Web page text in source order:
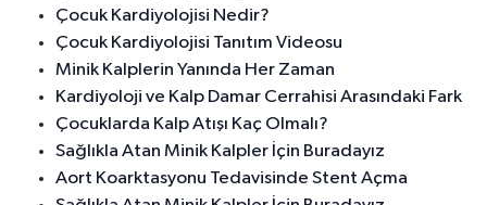
Çocuk Kardiyolojisi Nedir?
Çocuk Kardiyolojisi Tanıtım Videosu
Minik Kalplerin Yanında Her Zaman
Kardiyoloji ve Kalp Damar Cerrahisi Arasındaki Fark
Çocuklarda Kalp Atışı Kaç Olmalı?
Sağlıkla Atan Minik Kalpler İçin Buradayız
Aort Koarktasyonu Tedavisinde Stent Açma